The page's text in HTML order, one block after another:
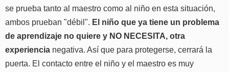
se prueba tanto al maestro como al niño en esta situación,
ambos prueban "débil". El niño que ya tiene un problema
de aprendizaje no quiere y NO NECESITA, otra
experiencia negativa. Así que para protegerse, cerrará la
puerta. El contacto entre el niño y el maestro es muy